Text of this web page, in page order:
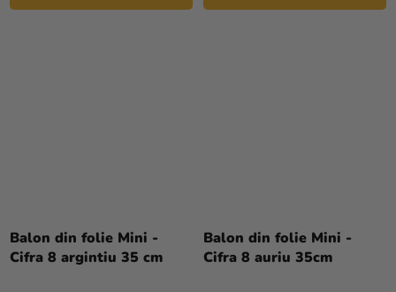
Balon din folie Mini -
Cifra 8 argintiu 35 cm
Balon din folie Mini -
Cifra 8 auriu 35cm